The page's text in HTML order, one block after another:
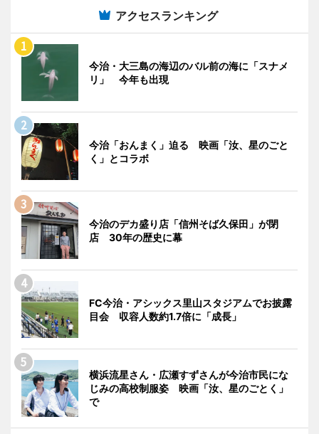
アクセスランキング
今治・大三島の海辺のバル前の海に「スナメ
リ」 今年も出現
今治「おんまく」迫る 映画「汝、星のごと
く」とコラボ
今治のデカ盛り店「信州そば久保田」が閉
店 30年の歴史に幕
FC今治・アシックス里山スタジアムでお披露
目会 収容人数約1.7倍に「成長」
横浜流星さん・広瀬すずさんが今治市民にな
じみの高校制服姿 映画「汝、星のごとく」
で